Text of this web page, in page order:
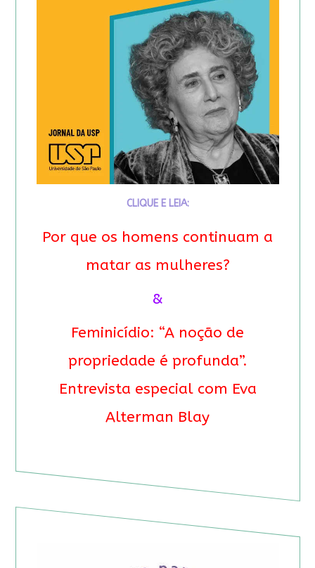
CLIQUE E LEIA:
Por que os homens continuam a
matar as mulheres?
&
Feminicídio: “A noção de
propriedade é profunda”.
Entrevista especial com Eva
Alterman Blay